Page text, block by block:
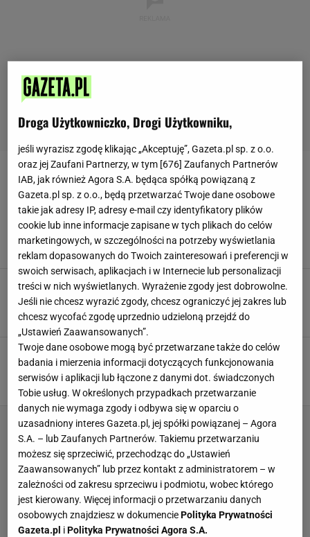
AMERYKA EXPRESS
Karolina Pisarek wystąpi w czwartej edycji
show "Ameryka Express". Wiemy, kto będzie jej
towarzyszyć
MATERIAŁ PROMOCYJNY PR
"Boginie". Aleksandra Domańska z
koleżankami pozuje topless na Instagramie
MATERIAŁ PROMOCYJNY PR
Dominika Tajner z przyjacielem, trenerem
fitness wezmą udział w Ameryka Express
MATERIAŁ PROMOCYJNY PR
Droga Użytkowniczko, Drogi Użytkowniku,
jeśli wyrazisz zgodę klikając „Akceptuję”, Gazeta.pl sp. z o.o.
oraz jej Zaufani Partnerzy, w tym [676] Zaufanych Partnerów
IAB, jak również Agora S.A. będąca spółką powiązaną z
Gazeta.pl sp. z o.o., będą przetwarzać Twoje dane osobowe
takie jak adresy IP, adresy e-mail czy identyfikatory plików
cookie lub inne informacje zapisane w tych plikach do celów
marketingowych, w szczególności na potrzeby wyświetlania
reklam dopasowanych do Twoich zainteresowań i preferencji w
swoich serwisach, aplikacjach i w Internecie lub personalizacji
treści w nich wyświetlanych. Wyrażenie zgody jest dobrowolne.
Jeśli nie chcesz wyrazić zgody, chcesz ograniczyć jej zakres lub
chcesz wycofać zgodę uprzednio udzieloną przejdź do
„Ustawień Zaawansowanych”.
Twoje dane osobowe mogą być przetwarzane także do celów
badania i mierzenia informacji dotyczących funkcjonowania
serwisów i aplikacji lub łączone z danymi dot. świadczonych
Tobie usług. W określonych przypadkach przetwarzanie
danych nie wymaga zgody i odbywa się w oparciu o
uzasadniony interes Gazeta.pl, jej spółki powiązanej – Agora
S.A. – lub Zaufanych Partnerów. Takiemu przetwarzaniu
możesz się sprzeciwić, przechodząc do „Ustawień
Zaawansowanych” lub przez kontakt z administratorem – w
zależności od zakresu sprzeciwu i podmiotu, wobec którego
jest kierowany. Więcej informacji o przetwarzaniu danych
osobowych znajdziesz w dokumenciePolityka Prywatności
Gazeta.pl iPolityka Prywatności Agora S.A.